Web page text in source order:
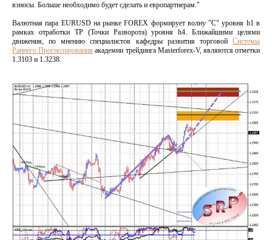
взносы. Больше необходимо будет сделать и европартнерам."
Валютная пара EURUSD на рынке FOREX формирует волну "С" уровня h1 в
рамках отработки ТР (Точки Разворота) уровня h4. Ближайшими целями
движения, по мнению специалистов кафедры развития торговой Системы
Раннего Прогнозирования академии трейдинга Masterforex-V, являются отметки
1.3103 и 1.3238.